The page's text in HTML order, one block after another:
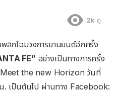
2k ดู
ลิกโฉมวงการยานยนต์อีกครั้ง
FE” อย่างเป็นทางการครั้ง
Meet the new Horizon วันที่
. เป็นต้นไป ผ่านทาง Facebook: